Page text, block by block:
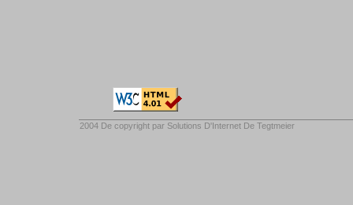
2004 De copyright par Solutions D'Internet De Tegtmeier